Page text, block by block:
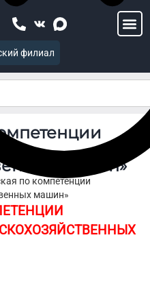
филиал
машин»
по компетенции
машин»